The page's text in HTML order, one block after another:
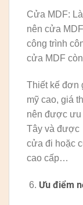
Cửa MDF:
nên cửa
công trình
cửa MDF
Thiết kế đơn
mỹ cao, giá
nên được
Tây và được
cửa đi hoặc
cao cấp…
Ưu điểm